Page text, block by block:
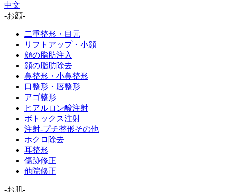
中文
-お顔-
二重整形・目元
リフトアップ・小顔
顔の脂肪注入
顔の脂肪除去
鼻整形・小鼻整形
口整形・唇整形
アゴ整形
ヒアルロン酸注射
ボトックス注射
注射-プチ整形その他
ホクロ除去
耳整形
傷跡修正
他院修正
-お肌-